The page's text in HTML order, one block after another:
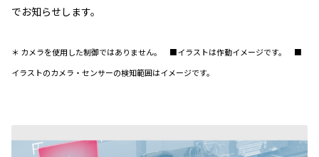
でお知らせします。
＊ カメラを使用した制御ではありません。 ■イラストは作動イメージです。 ■
イラストのカメラ・センサーの検知範囲はイメージです。